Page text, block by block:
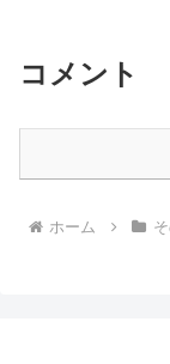
コメント
ホーム